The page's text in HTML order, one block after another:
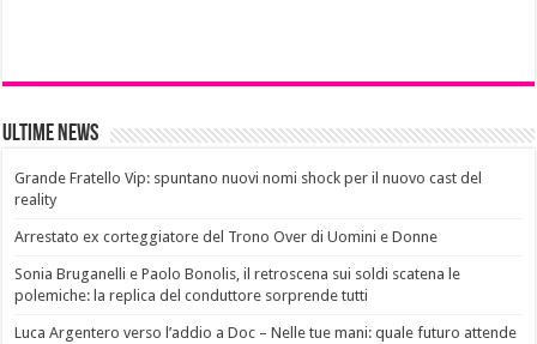
Ultime News
Grande Fratello Vip: spuntano nuovi nomi shock per il nuovo cast del
reality
Arrestato ex corteggiatore del Trono Over di Uomini e Donne
Sonia Bruganelli e Paolo Bonolis, il retroscena sui soldi scatena le
polemiche: la replica del conduttore sorprende tutti
Luca Argentero verso l’addio a Doc – Nelle tue mani: quale futuro attende